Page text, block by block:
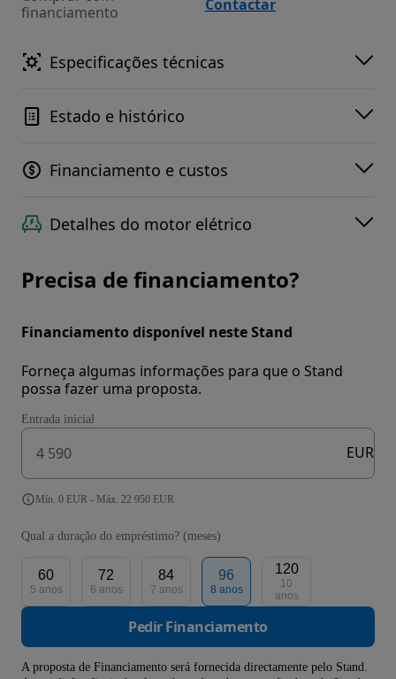
financiamento
Contactar
Especificações técnicas
Estado e histórico
Financiamento e custos
Detalhes do motor elétrico
Precisa de financiamento?
Financiamento disponível neste Stand
Forneça algumas informações para que o Stand
possa fazer uma proposta.
Entrada inicial
EUR
Mín. 0 EUR - Máx. 22 950 EUR
Qual a duração do empréstimo? (meses)
60
5 anos
72
6 anos
84
7 anos
96
8 anos
120
10
anos
Pedir Financiamento
A proposta de Financiamento será fornecida directamente pelo Stand.